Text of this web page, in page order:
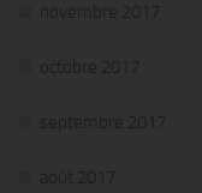
novembre 2017
octobre 2017
septembre 2017
août 2017